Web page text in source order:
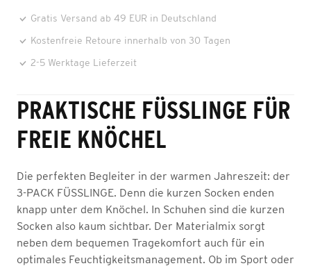
Gratis Versand ab 49 EUR in Deutschland
Kostenfreie Retoure innerhalb von 30 Tagen
2-5 Werktage Lieferzeit
PRAKTISCHE FÜSSLINGE FÜR F
REIE KNÖCHEL
Die perfekten Begleiter in der warmen Jahreszeit: der
3-PACK FÜSSLINGE. Denn die kurzen Socken enden
knapp unter dem Knöchel. In Schuhen sind die kurzen
Socken also kaum sichtbar. Der Materialmix sorgt
neben dem bequemen Tragekomfort auch für ein
optimales Feuchtigkeitsmanagement. Ob im Sport oder